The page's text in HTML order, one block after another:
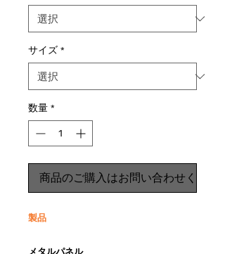
サイズ *
数量 *
商品のご購入はお問い合わせください
製品
メタルパネル